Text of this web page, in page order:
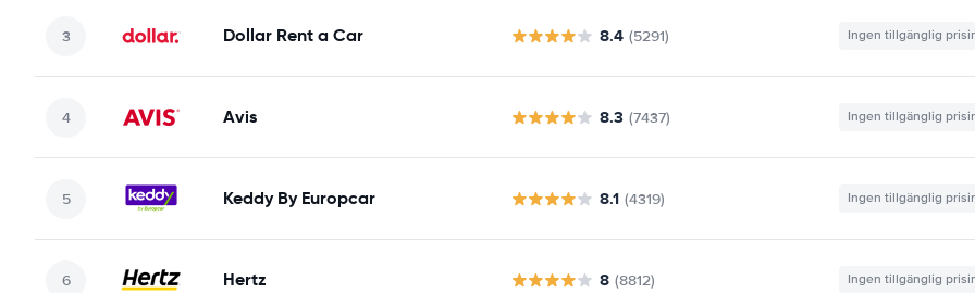
Dollar Rent a Car 8.4 (5291) Ingen tillgänglig
Avis 8.3 (7437) Ingen tillgänglig
Keddy By Europcar 8.1 (4319) Ingen tillgänglig
Hertz 8 (8812) Ingen tillgänglig